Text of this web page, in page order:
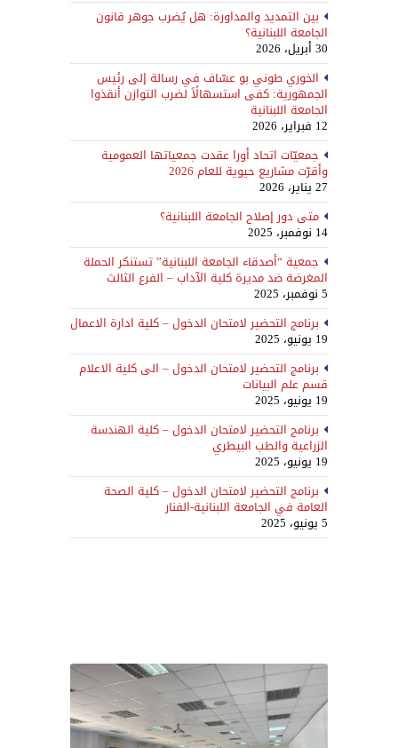
بين التمديد والمداورة: هل يُضرب جوهر قانون
الجامعة اللبنانية؟
30 أبريل، 2026
الخوري طوني بو عسّاف في رسالة إلى رئيس
الجمهورية: كفى استسهالًاً لضرب التوازن أنقذوا
الجامعة اللبنانية
12 فبراير، 2026
جمعيّات اتحاد أورا عقدت جمعياتها العمومية
وأقرّت مشاريع حيوية للعام 2026
27 يناير، 2026
متى دور إصلاح الجامعة اللبنانية؟
14 نوفمبر، 2025
جمعية “أصدقاء الجامعة اللبنانية” تستنكر الحملة
المغرضة ضد مديرة كلية الآداب – الفرع الثالث
5 نوفمبر، 2025
برنامج التحضير لامتحان الدخول – كلية ادارة الاعمال
19 يونيو، 2025
برنامج التحضير لامتحان الدخول – الى كلية الاعلام
قسم علم البيانات
19 يونيو، 2025
برنامج التحضير لامتحان الدخول – كلية الهندسة
الزراعية والطب البيطري
19 يونيو، 2025
برنامج التحضير لامتحان الدخول – كلية الصحة
العامة في الجامعة اللبنانية-الفنار
5 يونيو، 2025